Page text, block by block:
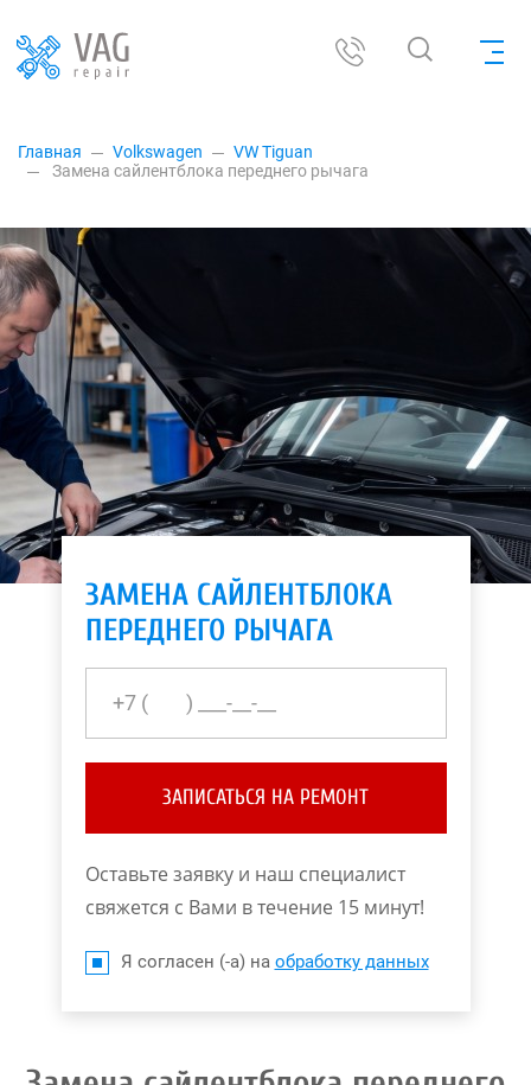
Главная Volkswagen
VW Tiguan
Замена сайлентблока переднего рычага
ЗАМЕНА САЙЛЕНТБЛОКА
ПЕРЕДНЕГО РЫЧАГА
ЗАПИСАТЬСЯ НА РЕМОНТ
Оставьте заявку и наш специалист
свяжется с Вами в течение 15 минут!
Я согласен (-а) на обработку данных